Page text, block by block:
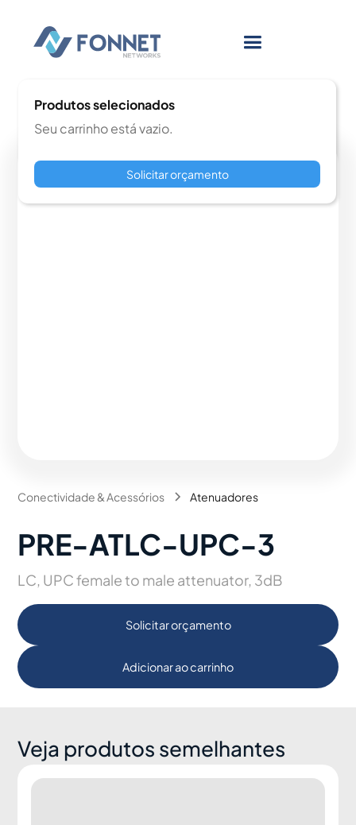
Conectividade & Acessórios Atenuadores
PRE-ATLC-UPC-3
LC, UPC female to male attenuator, 3dB
Solicitar orçamento
Adicionar ao carrinho
Veja produtos semelhantes
Produtos selecionados
Seu carrinho está vazio.
Solicitar orçamento